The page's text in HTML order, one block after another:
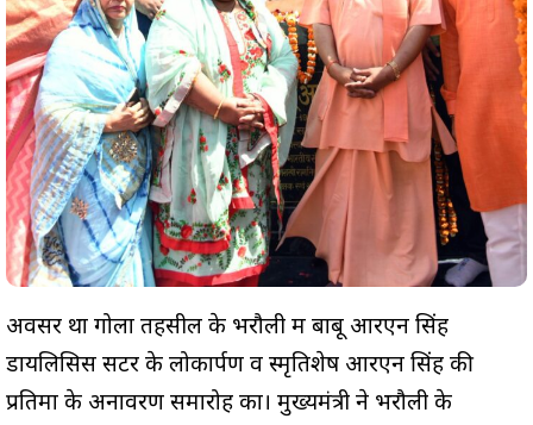
अवसर था गोला तहसील के भरौली में बाबू आरएन सिंह
डायलिसिस सेंटर के लोकार्पण व स्मृतिशेष आरएन सिंह की
प्रतिमा के अनावरण समारोह का। मुख्यमंत्री ने भरौली के